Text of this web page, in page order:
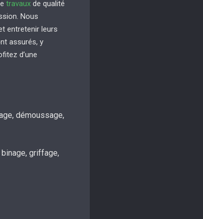
travauxde qualité
Nous
entretenir leurs
assurés, y
d’une
démoussage,
griffage,